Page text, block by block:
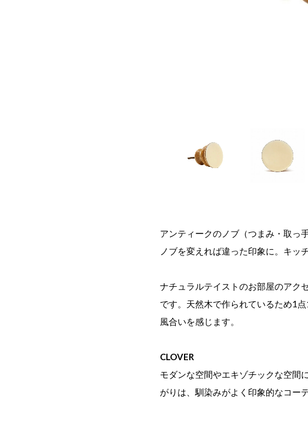
アンティークのノブ（つまみ・取っ
ノブを変えれば違った印象に。キッ
ナチュラルテイストのお部屋のアク
です。天然木で作られているため1
風合いを感じます。
CLOVER
モダンな空間やエキゾチックな空間
がりは、馴染みがよく印象的なコー